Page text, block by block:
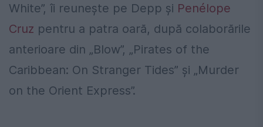
White”, îi reuneşte pe Depp şi Penélope
Cruz pentru a patra oară, după colaborările
anterioare din „Blow”, „Pirates of the
Caribbean: On Stranger Tides” şi „Murder
on the Orient Express”.